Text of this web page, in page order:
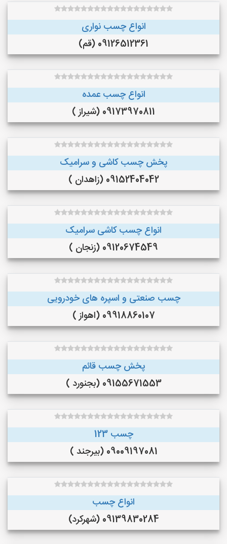
انواع چسب نواری
09126512361 (قم)
انواع چسب عمده
09173970811 (شیراز )
پخش چسب کاشی و سرامیک
09152404042 (زاهدان )
انواع چسب کاشی سرامیک
09120674549 (زنجان )
چسب صنعتی و اسپره های خودرویی
09918860107 (اهواز )
پخش چسب قائم
09155671553 (بجنورد )
چسب 123
09009197081 (بیرجند )
انواع چسب
09139830284 (شهرکرد)